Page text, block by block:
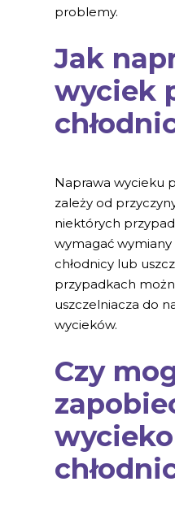
problemy.
Jak
wyciek
Naprawa wycieku
zależy od
niektórych
wymagać
chłodnicy lub
przypadkach
uszczelniacza do
wycieków.
Czy